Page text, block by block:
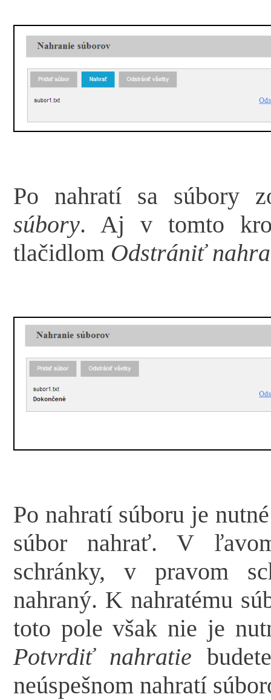
Po nahratí sa súbory
súbory. Aj v tomto
tlačidlom Odstrániť
Po nahratí súboru je
súbor nahrať. V
schránky, v pravom
nahraný. K nahratému
toto pole však nie je
Potvrdiť nahratie
neúspešnom nahratí